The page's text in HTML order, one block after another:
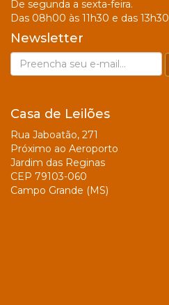
De segunda a sexta-feira.
Das 08h00 às 11h30 e das
Newsletter
Casa de Leilões
Rua Jaboatão, 271
Próximo ao Aeroporto
Jardim das Reginas
CEP 79103-060
Campo Grande (MS)